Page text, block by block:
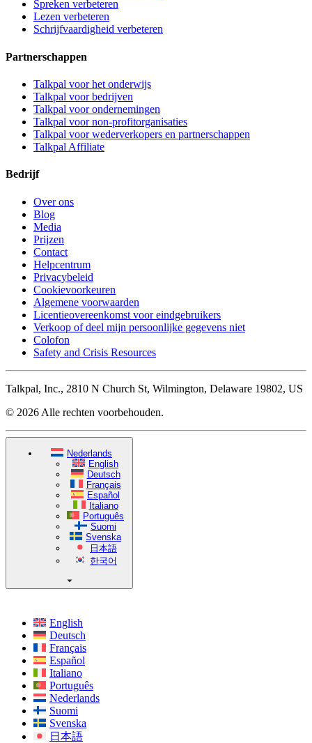
Spreken verbeteren
Lezen verbeteren
Schrijfvaardigheid verbeteren
Partnerschappen
Talkpal voor het onderwijs
Talkpal voor bedrijven
Talkpal voor ondernemingen
Talkpal voor non-profitorganisaties
Talkpal voor wederverkopers en partnerschappen
Talkpal Affiliate
Bedrijf
Over ons
Blog
Media
Prijzen
Contact
Helpcentrum
Privacybeleid
Cookievoorkeuren
Algemene voorwaarden
Licentieovereenkomst voor eindgebruikers
Verkoop of deel mijn persoonlijke gegevens niet
Colofon
Safety and Crisis Resources
Talkpal, Inc., 2810 N Church St, Wilmington, Delaware 19802, US
© 2026 Alle rechten voorbehouden.
Nederlands
English
Deutsch
Français
Español
Italiano
Português
Suomi
Svenska
日本語
한국어
English
Deutsch
Français
Español
Italiano
Português
Nederlands
Suomi
Svenska
日本語